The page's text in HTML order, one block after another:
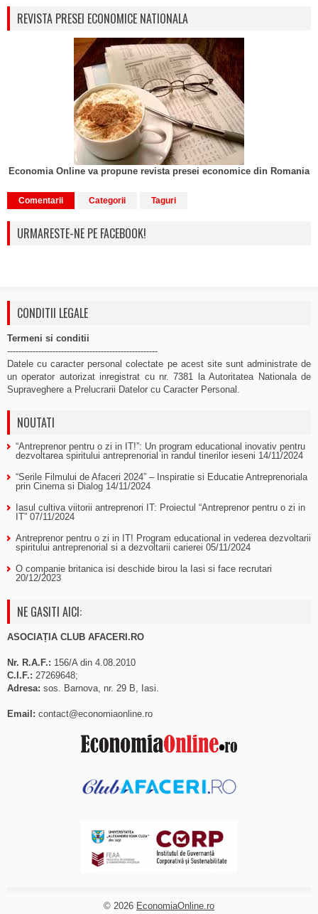
REVISTA PRESEI ECONOMICE NATIONALA
Economia Online va propune revista presei economice din Romania
Comentarii Categorii Taguri
URMARESTE-NE PE FACEBOOK!
CONDITII LEGALE
Termeni si conditii
-----------------------------------------------------
Datele cu caracter personal colectate pe acest site sunt administrate de
un operator autorizat inregistrat cu nr. 7381 la Autoritatea Nationala de
Supraveghere a Prelucrarii Datelor cu Caracter Personal.
NOUTATI
“Antreprenor pentru o zi in IT!”: Un program educational inovativ pentru
dezvoltarea spiritului antreprenorial in randul tinerilor ieseni 14/11/2024
“Serile Filmului de Afaceri 2024” – Inspiratie si Educatie Antreprenoriala
prin Cinema si Dialog 14/11/2024
Iasul cultiva viitorii antreprenori IT: Proiectul “Antreprenor pentru o zi in
IT” 07/11/2024
Antreprenor pentru o zi in IT! Program educational in vederea dezvoltarii
spiritului antreprenorial si a dezvoltarii carierei 05/11/2024
O companie britanica isi deschide birou la Iasi si face recrutari
20/12/2023
NE GASITI AICI:
ASOCIAȚIA CLUB AFACERI.RO
Nr. R.A.F.: 156/A din 4.08.2010
C.I.F.: 27269648;
Adresa: sos. Barnova, nr. 29 B, Iasi.
Email: contact@economiaonline.ro
© 2026 EconomiaOnline.ro